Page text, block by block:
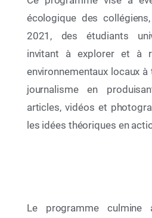
« Racines et Horizons
Mohammed VI pour
l’Environnement réunit les
au Développement Durable
écologique des
2021, des étudiants
invitant à explorer et à
environnementaux locaux
journalisme en
articles, vidéos et
les idées théoriques en
Le programme culmine